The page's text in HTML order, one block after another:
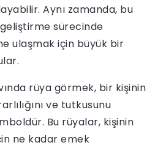
Aynı zamanda, bu
sürecinde
ulaşmak için büyük bir
rüya görmek, bir kişinin
ve tutkusunu
Bu rüyalar, kişinin
ne kadar emek